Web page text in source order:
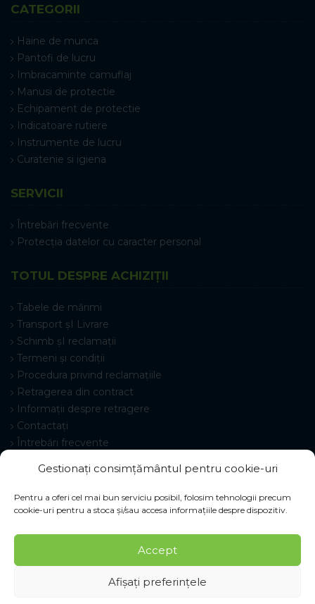
Gestionați consimțământul pentru cookie-uri
Pentru a oferi cel mai bun serviciu posibil, folosim tehnologii precum
cookie-uri pentru a stoca și/sau accesa informațiile despre dispozitiv.
Accept
Afișați preferințele
CATEGORII
Haine de munca
Pantofi de lucru
Imbracaminte camuflaj
Manusi de protectie
Echipament de protectie
Indicatoare rutiere
Instrumente de lucru
Curatenie si igiena
SERVICII
Întrebări frecvente
Protecția datelor cu caracter personal
TOTUL DESPRE ACHIZIȚII
Tabele de mărimi
Transport șI Livrare
Schimb șI reclamații
Termeni și condiții
Procedura privind reclamațiile
Retragerea din contract
Informații despre retragere
Contactați
Întrebări frecvente
© 2026 Pracovné odevy ZIKO s. r. o., toate drepturile